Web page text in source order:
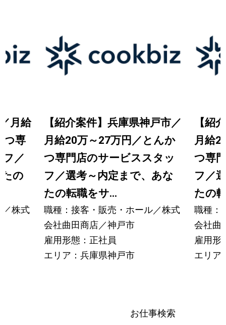
月給
つ専
／
の
／株式
【紹介案件】兵庫県神戸市／
月給20万～27万円／とんか
つ専門店のサービススタッ
フ／選考～内定まで、あな
たの転職をサ...
職種：接客・販売・ホール／株式
会社曲田商店／神戸市
雇用形態：正社員
エリア：兵庫県神戸市
【紹
月給
つ専
フ／
たの
職種：
会社曲
雇用形
エリア
お仕事検索